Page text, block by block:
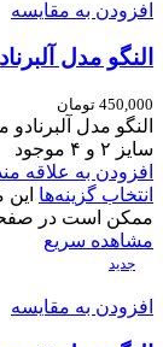
افزودن به مقایسه
النگو مدل آلبرنادو
450,000 تومان
سایز ۲ و ۴ موجود
افزودن به علاقه
انتخاب گزینه‌ها
ممکن است در
مشاهده سریع
جدید
افزودن به مقایسه